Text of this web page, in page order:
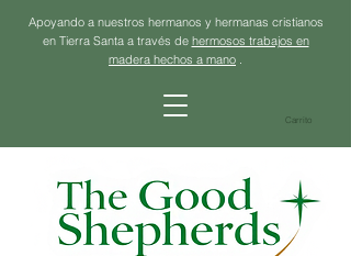
Apoyando a nuestros hermanos y hermanas cristianos
en Tierra Santa a través de hermosos trabajos en
madera hechos a mano .
Carrito